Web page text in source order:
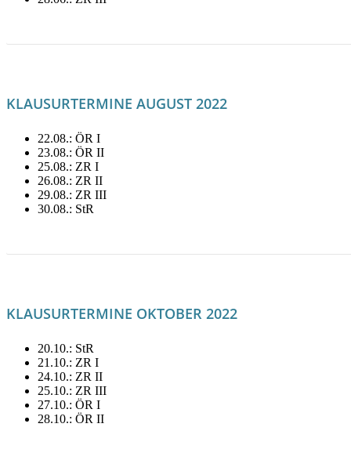
KLAUSURTERMINE AUGUST 2022
22.08.: ÖR I
23.08.: ÖR II
25.08.: ZR I
26.08.: ZR II
29.08.: ZR III
30.08.: StR
KLAUSURTERMINE OKTOBER 2022
20.10.: StR
21.10.: ZR I
24.10.: ZR II
25.10.: ZR III
27.10.: ÖR I
28.10.: ÖR II